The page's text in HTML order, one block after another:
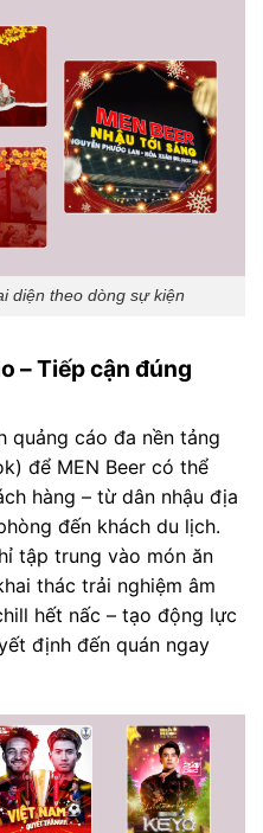
diện theo dòng sự kiện
– Tiếp cận đúng
quảng cáo đa nền tảng
để MEN Beer có thể
hàng – từ dân nhậu địa
đến khách du lịch.
tập trung vào món ăn
thác trải nghiệm âm
hết nấc – tạo động lực
định đến quán ngay